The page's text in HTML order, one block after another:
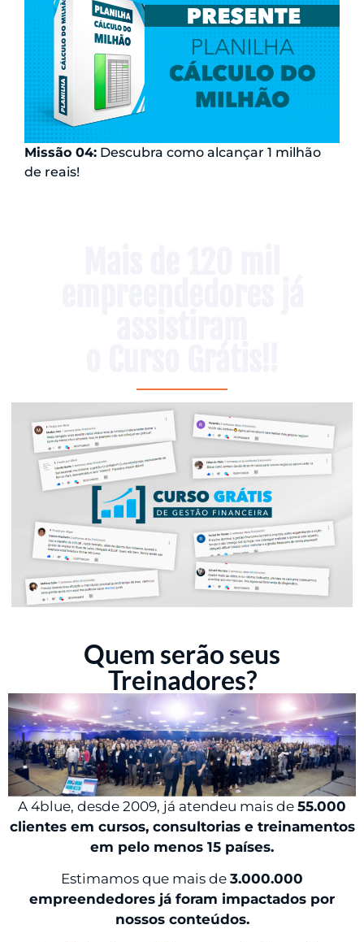
Missão 04: Descubra como alcançar 1 milhão
de reais!
Quem serão seus
Treinadores?
A 4blue, desde 2009, já atendeu mais de 55.000
clientes em cursos, consultorias e treinamentos
em pelo menos 15 países.
Estimamos que mais de 3.000.000
empreendedores já foram impactados por
nossos conteúdos.